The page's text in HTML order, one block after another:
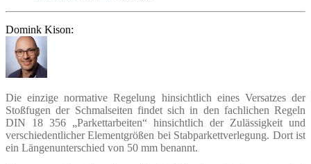
Domink Kison:
Die einzige normative Regelung hinsichtlich eines Versatzes der
Stoßfugen der Schmalseiten findet sich in den fachlichen Regeln
DIN 18 356 „Parkettarbeiten“ hinsichtlich der Zulässigkeit und
verschiedentlicher Elementgrößen bei Stabparkettverlegung. Dort ist
ein Längenunterschied von 50 mm benannt.